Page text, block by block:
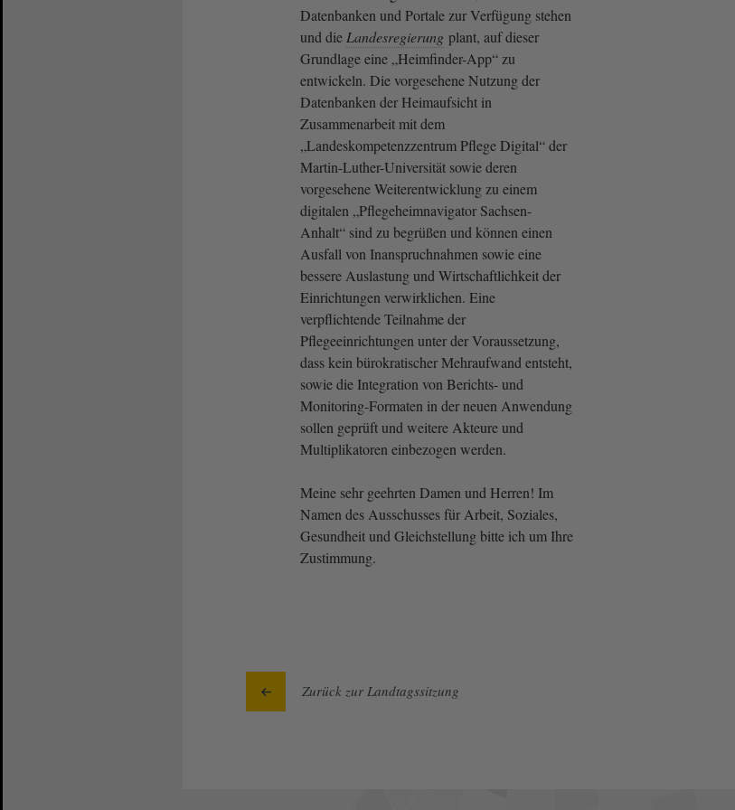
Datenbanken und Portale zur Verfügung stehen
und die Landesregierung plant, auf dieser
Grundlage eine „Heimfinder-App“ zu
entwickeln. Die vorgesehene Nutzung der
Datenbanken der Heimaufsicht in
Zusammenarbeit mit dem
„Landeskompetenzzentrum Pflege Digital“ der
Martin-Luther-Universität sowie deren
vorgesehene Weiterentwicklung zu einem
digitalen „Pflegeheimnavigator Sachsen-
Anhalt“ sind zu begrüßen und können einen
Ausfall von Inanspruchnahmen sowie eine
bessere Auslastung und Wirtschaftlichkeit der
Einrichtungen verwirklichen. Eine
verpflichtende Teilnahme der
Pflegeeinrichtungen unter der Voraussetzung,
dass kein bürokratischer Mehraufwand entsteht,
sowie die Integration von Berichts- und
Monitoring-Formaten in der neuen Anwendung
sollen geprüft und weitere Akteure und
Multiplikatoren einbezogen werden.
Meine sehr geehrten Damen und Herren! Im
Namen des Ausschusses für Arbeit, Soziales,
Gesundheit und Gleichstellung bitte ich um Ihre
Zustimmung.
Zurück zur Landtagssitzung